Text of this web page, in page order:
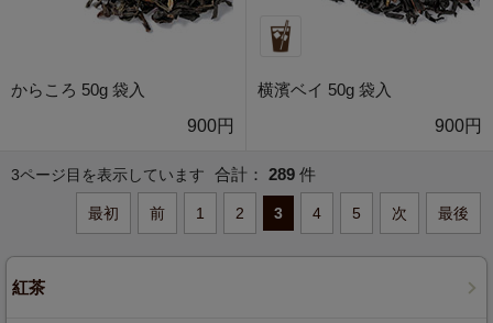
からころ 50g 袋入
900円
横濱ベイ 50g 袋入
900円
3ページ目を表示しています 合計： 289 件
最初 前 1 2 3 4 5 次 最後
紅茶